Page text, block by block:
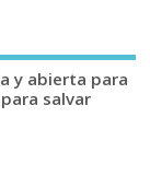
y abierta para
salvar